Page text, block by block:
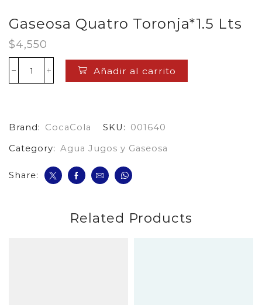
Gaseosa Quatro Toronja*1.5 Lts
$4,550
Gaseosa
Quatro
Añadir al carrito
Brand: CocaCola SKU:
001640
Category: Agua Jugos y Gaseosa
Share:
Related Products